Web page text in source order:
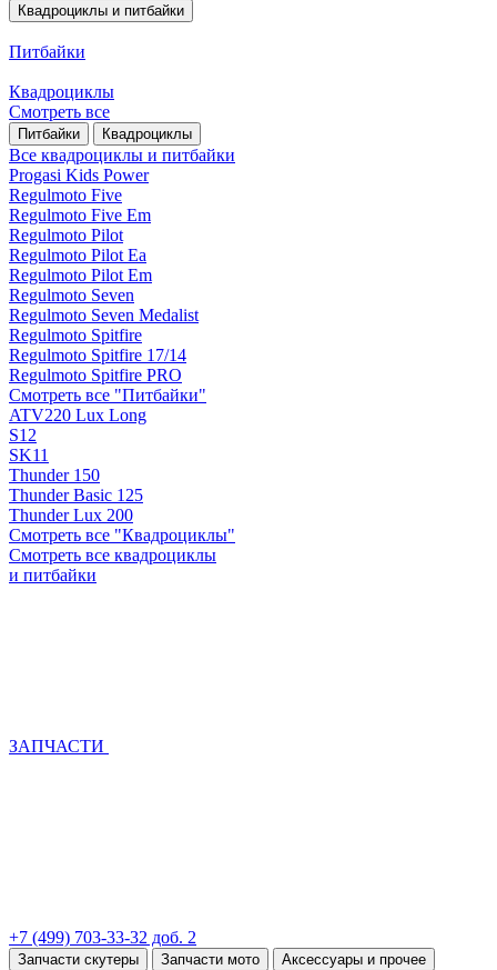
Квадроциклы и питбайки
Питбайки
Квадроциклы
Смотреть все
Питбайки Квадроциклы
Все квадроциклы и питбайки
Progasi Kids Power
Regulmoto Five
Regulmoto Five Em
Regulmoto Pilot
Regulmoto Pilot Ea
Regulmoto Pilot Em
Regulmoto Seven
Regulmoto Seven Medalist
Regulmoto Spitfire
Regulmoto Spitfire 17/14
Regulmoto Spitfire PRO
Смотреть все "Питбайки"
ATV220 Lux Long
S12
SK11
Thunder 150
Thunder Basic 125
Thunder Lux 200
Смотреть все "Квадроциклы"
Смотреть все квадроциклы
и питбайки
ЗАПЧАСТИ
+7 (499) 703-33-32 доб. 2
Запчасти скутеры Запчасти мото
Аксессуары и прочее